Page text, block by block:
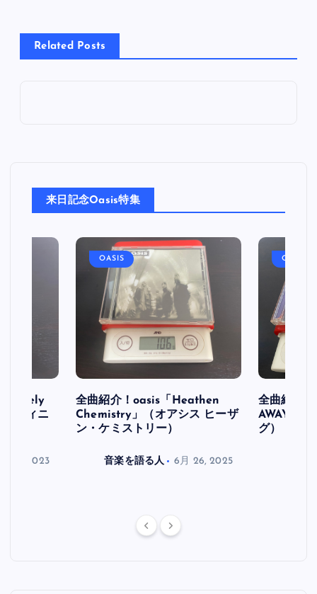
ビ
ゲRelated Posts
来日記念Oasis特集
フィニ
30, 2023
OASIS
全曲紹介！oasis「Heathen
Chemistry」（オアシス ヒーザ
ン・ケミストリー）
音楽を語る人 6月 26, 2025
OASIS
全曲紹介
AWAY」
グ）